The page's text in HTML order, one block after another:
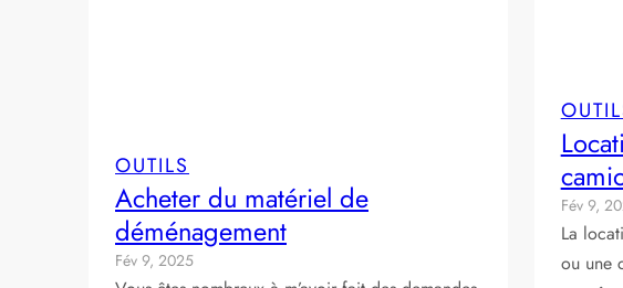
OUTILS
Acheter du matériel de
déménagement
Fév 9, 2025
Fév 9,
La
ou une